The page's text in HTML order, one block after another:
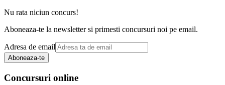
Nu rata niciun concurs!
Aboneaza-te la newsletter si primesti concursuri noi pe email.
Adresa de email
Aboneaza-te
Concursuri online